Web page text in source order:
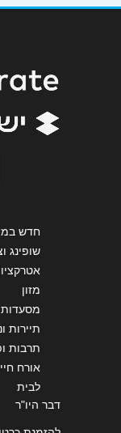
ירושלים
האומן
באר שבע
גרנד
חדש
שופינג
מזון
מסעדות
תיירות
תרבות
אורח
לבית
דבר היו"ר